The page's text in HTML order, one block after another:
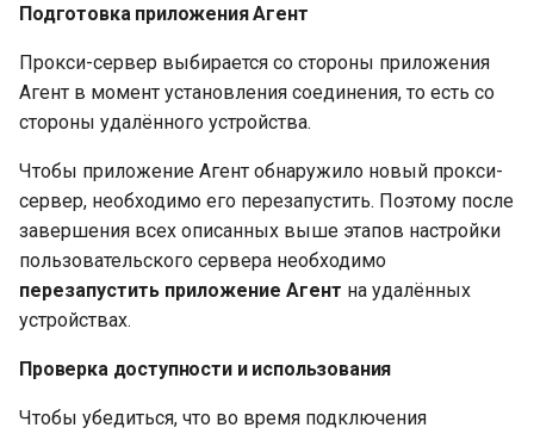
Подготовка приложения Агент
Прокси-сервер выбирается со стороны приложения
Агент в момент установления соединения, то есть со
стороны удалённого устройства.
Чтобы приложение Агент обнаружило новый прокси-
сервер, необходимо его перезапустить. Поэтому после
завершения всех описанных выше этапов настройки
пользовательского сервера необходимо
перезапустить приложение Агент на удалённых
устройствах.
Проверка доступности и использования
Чтобы убедиться, что во время подключения